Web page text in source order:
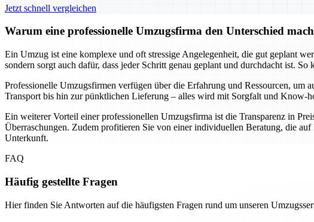
Jetzt schnell vergleichen
Warum eine professionelle Umzugsfirma den Unterschied
Ein Umzug ist eine komplexe und oft stressige Angelegenheit, die gut geplant
sondern sorgt auch dafür, dass jeder Schritt genau geplant und durchdacht ist.
Professionelle Umzugsfirmen verfügen über die Erfahrung und Ressourcen, um
Transport bis hin zur pünktlichen Lieferung – alles wird mit Sorgfalt und Know-
Ein weiterer Vorteil einer professionellen Umzugsfirma ist die Transparenz in
Überraschungen. Zudem profitieren Sie von einer individuellen Beratung, die
Unterkunft.
FAQ
Häufig gestellte Fragen
Hier finden Sie Antworten auf die häufigsten Fragen rund um unseren